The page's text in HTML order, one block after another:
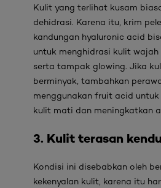
Kulit yang terlihat kusam
dehidrasi. Karena itu, krim
kandungan hyaluronic acid
untuk menghidrasi kulit wajah
serta tampak glowing. Jika
berminyak, tambahkan
menggunakan fruit acid
kulit mati dan meningkatkan
3. Kulit terasan
Kondisi ini disebabkan oleh
kekenyalan kulit, karena itu